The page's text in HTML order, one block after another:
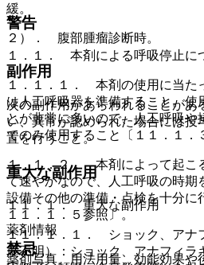
警告
１．１． 本剤による呼吸停止に
１．１．１． 本剤の使用に当た
は人工呼吸器を準備すること。使
とが非常に多いので、人工呼吸や
てのみ使用すること〔１１．１．
１．１．２． 本剤によって起こ
て速やかなので、人工呼吸の時期
設備その他の準備・点検を十分に
１１．１．５参照〕。
禁忌
緩。
２）． 腹部腫瘤診断時。
副作用
次の副作用があらわれることがあ
い、異常が認められた場合には投
置を行うこと。
重大な副作用
１１．１． 重大な副作用
１１．１．１． ショック、アナ
度不明）：ショック、アナフィラ
薬剤情報
薬剤写真、用法用量、効能効果や